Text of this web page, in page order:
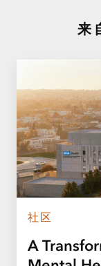
来
社区
A